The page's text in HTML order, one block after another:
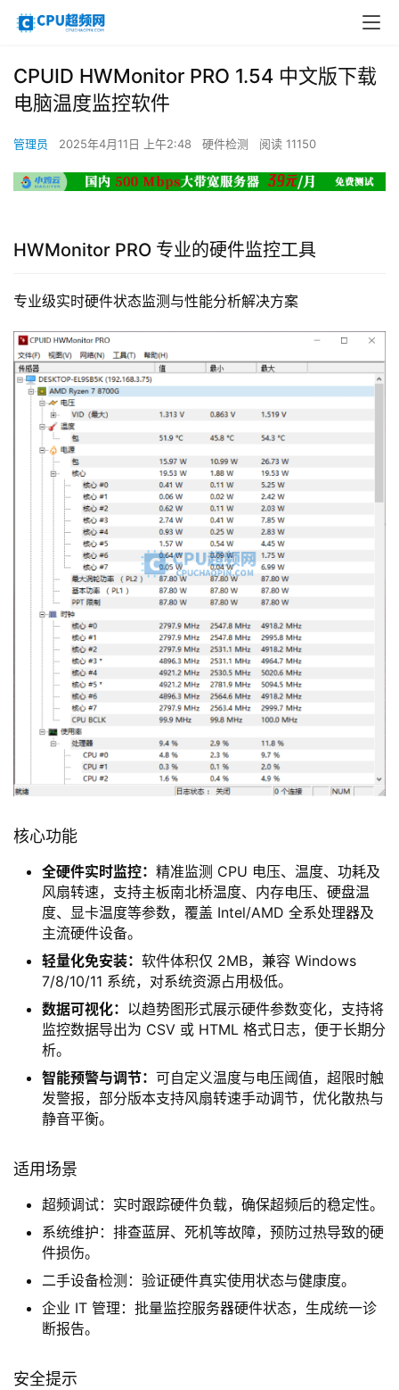
CPUID HWMonitor PRO 1.54 中文版下载
电脑温度监控软件
管理员 2025年4月11日 上午2:48 硬件检测 阅读 11150
HWMonitor PRO 专业的硬件监控工具
专业级实时硬件状态监测与性能分析解决方案
核心功能
全硬件实时监控： 精准监测 CPU 电压、温度、功耗及
风扇转速，支持主板南北桥温度、内存电压、硬盘温
度、显卡温度等参数，覆盖 Intel/AMD 全系处理器及
主流硬件设备。
轻量化免安装： 软件体积仅 2MB，兼容 Windows
7/8/10/11 系统，对系统资源占用极低。
数据可视化： 以趋势图形式展示硬件参数变化，支持将
监控数据导出为 CSV 或 HTML 格式日志，便于长期分
析。
智能预警与调节： 可自定义温度与电压阈值，超限时触
发警报，部分版本支持风扇转速手动调节，优化散热与
静音平衡。
适用场景
超频调试：实时跟踪硬件负载，确保超频后的稳定性。
系统维护：排查蓝屏、死机等故障，预防过热导致的硬
件损伤。
二手设备检测：验证硬件真实使用状态与健康度。
企业 IT 管理：批量监控服务器硬件状态，生成统一诊
断报告。
安全提示